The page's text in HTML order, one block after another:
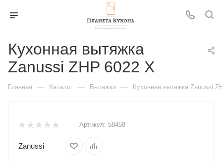
Кухонная вытяжка
Zanussi ZHP 6022 X
Главная — Каталог — Вытяжки — Кухонная вытяжка Zanussi
Артикул: 58458
Zanussi